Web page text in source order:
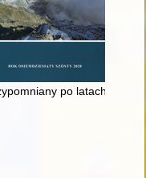
Parish in Winona,
po latach -